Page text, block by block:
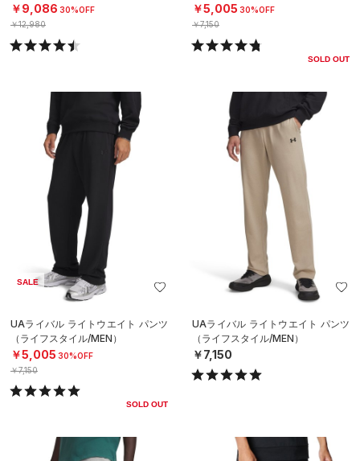
￥9,086 30%OFF
￥12,980
￥5,005 30%OFF
￥7,150
SOLD OUT
SALE
UAライバル ライトウエイト パンツ
（ライフスタイル/MEN）
￥5,005 30%OFF
￥7,150
SOLD OUT
UAライバル ライトウエイト パンツ
（ライフスタイル/MEN）
￥7,150